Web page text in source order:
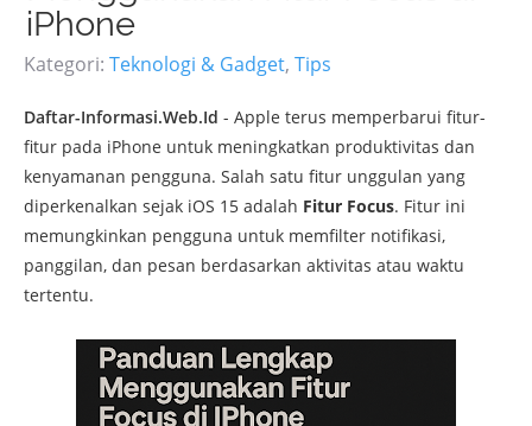
iPhone
Kategori: Teknologi & Gadget, Tips
Daftar-Informasi.Web.Id - Apple terus memperbarui fitur-
fitur pada iPhone untuk meningkatkan produktivitas dan
kenyamanan pengguna. Salah satu fitur unggulan yang
diperkenalkan sejak iOS 15 adalah Fitur Focus. Fitur ini
memungkinkan pengguna untuk memfilter notifikasi,
panggilan, dan pesan berdasarkan aktivitas atau waktu
tertentu.